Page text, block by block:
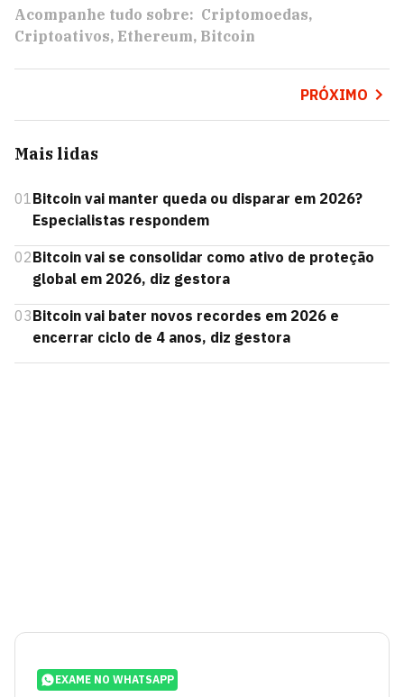
Acompanhe tudo sobre: Criptomoedas
Criptoativos Ethereum Bitcoin
PRÓXIMO
Mais lidas
01Bitcoin vai manter queda ou disparar em 2026?
Especialistas respondem
02Bitcoin vai se consolidar como ativo de proteção
global em 2026, diz gestora
03Bitcoin vai bater novos recordes em 2026 e
encerrar ciclo de 4 anos, diz gestora
EXAME NO WHATSAPP